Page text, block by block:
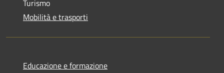
Turismo
Mobilità e trasporti
Educazione e formazione